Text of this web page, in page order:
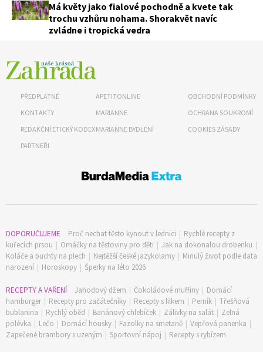
Má květy jako fialové pochodně a kvete tak
trochu vzhůru nohama. Shorakvět navíc
zvládne i tropická vedra
PŘEDPLATNÉ
KONTAKTY
REDAKČNÍ ETICKÝ KODEX
PARTNEŘI
APETITONLINE
MARIANNE
MARIANNE BYDLENÍ
OBCHODNÍ PODMÍNKY
OCHRANA SOUKROMÍ
COOKIES ZÁSADY
DOPORUČUJEME Proč nechat těsto kynout v lednici | Rychlé recepty z
kuřecích prsou | Omáčky na těstoviny pro děti | Jak na dokonalou drobenku |
Koláče a buchty na plech | Nejtěžší české jazykolamy | Minulý život podle data
narození | Horoskopy | Šperky na léto 2026
RECEPTY A VAŘENÍ Jahodový džem | Čokoládové muffiny | Domácí
hamburger | Recepty pro začátečníky | Recepty s lilkem | Perník | Třešňová
bublanina | Rychlý oběd | Banánový chlebíček | Zálivky na salát | Zelná
polévka | Lečo | Domácí housky | Fazolky na smetaně | Vepřová panenka |
Zapečené brambory s uzeným | Sportovní nápoj | Recepty s rybízem